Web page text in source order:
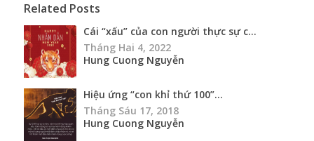
Related Posts
Cái “xấu” của con người thực sự c...
Tháng Hai 4, 2022
Hung Cuong Nguyễn
Hiệu ứng “con khỉ thứ 100”...
Tháng Sáu 17, 2018
Hung Cuong Nguyễn